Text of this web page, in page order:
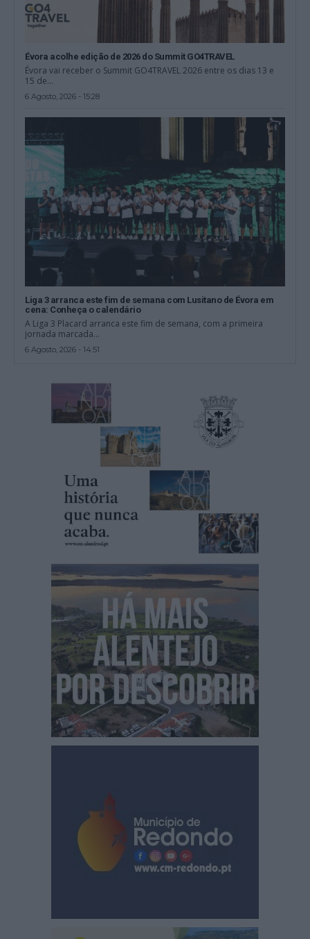
Évora acolhe edição de 2026 do Summit GO4TRAVEL
Évora vai receber o Summit GO4TRAVEL 2026 entre os dias 13 e
15 de...
6 Agosto, 2026 - 15:28
Liga 3 arranca este fim de semana com Lusitano de Évora em
cena: Conheça o calendário
A Liga 3 Placard arranca este fim de semana, com a primeira
jornada marcada...
6 Agosto, 2026 - 14:51